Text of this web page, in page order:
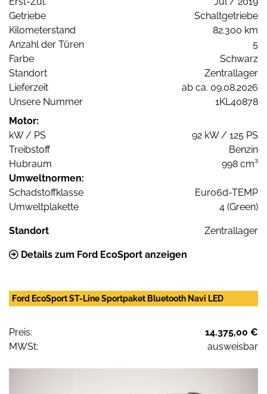
Getriebe
Schaltgetriebe
Kilometerstand
82.300 km
Anzahl der Türen
5
Farbe
Schwarz
Standort
Zentrallager
Lieferzeit
ab ca. 09.08.2026
Unsere Nummer
1KL40878
Motor:
kW / PS
92 kW / 125 PS
Treibstoff
Benzin
Hubraum
998 cm³
Umweltnormen:
Schadstoffklasse
Euro6d-TEMP
Umweltplakette
4 (Green)
Standort Zentrallager
Details zum Ford EcoSport anzeigen
Ford EcoSport ST-Line Sportpaket Bluetooth Navi LED
Preis:
14.375,00 €
MWSt:
ausweisbar